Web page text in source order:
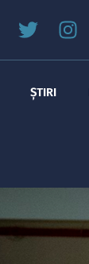
ȘTIRI